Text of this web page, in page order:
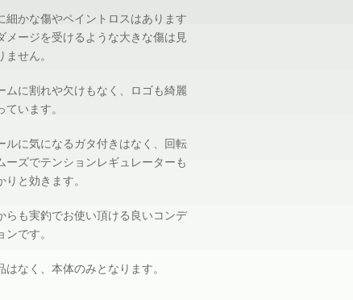
細かな傷やペイントロスはあります
メージを受けるような大きな傷は見
ません。
ムに割れや欠けもなく、ロゴも綺麗
ています。
ルに気になるガタ付きはなく、回転
ーズでテンションレギュレーターも
りと効きます。
らも実釣でお使い頂ける良いコンデ
ンです。
はなく、本体のみとなります。